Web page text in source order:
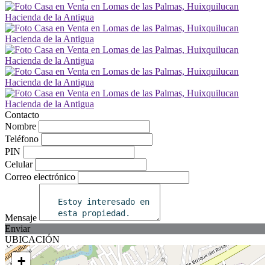
Contacto
Nombre
Teléfono
PIN
Celular
Correo electrónico
Mensaje
Enviar
UBICACIÓN
+